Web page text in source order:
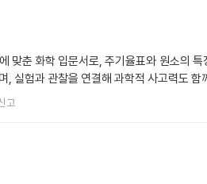
맞춘 화학 입문서로, 주기율표와 원소의
, 실험과 관찰을 연결해 과학적 사고력도 함
고